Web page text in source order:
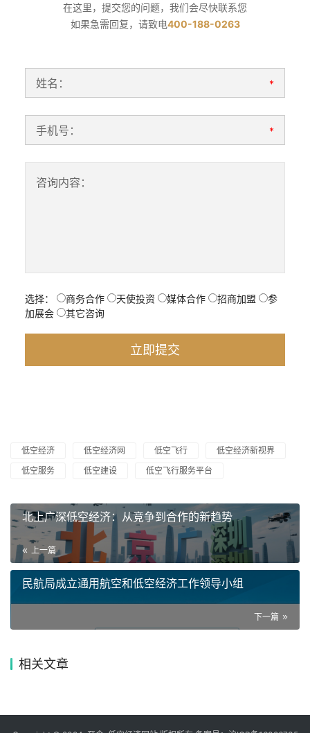
在这里，提交您的问题，我们会尽快联系您
如果急需回复，请致电400-188-0263
姓名： *
手机号： *
咨询内容：
选择： 商务合作 天使投资 媒体合作 招商加盟
参
加展会
其它咨询
低空经济 低空经济网 低空飞行
低空经济新视界
低空服务
低空建设 低空飞行服务平台
北上广深低空经济：从竞争到合作的新趋势
上一篇
民航局成立通用航空和低空经济工作领导小组
下一篇
相关文章